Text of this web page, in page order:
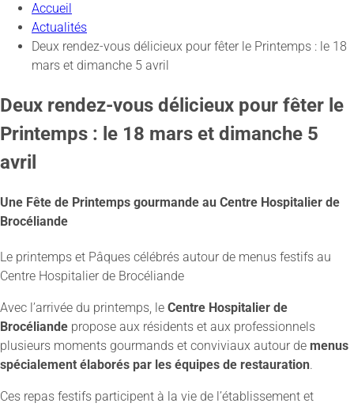
Accueil
Actualités
Deux rendez-vous délicieux pour fêter le Printemps : le 18
mars et dimanche 5 avril
Deux rendez-vous délicieux pour fêter le
Printemps : le 18 mars et dimanche 5
avril
Une Fête de Printemps gourmande au Centre Hospitalier de
Brocéliande
Le printemps et Pâques célébrés autour de menus festifs au
Centre Hospitalier de Brocéliande
Avec l’arrivée du printemps, le Centre Hospitalier de
Brocéliande propose aux résidents et aux professionnels
plusieurs moments gourmands et conviviaux autour de menus
spécialement élaborés par les équipes de restauration.
Ces repas festifs participent à la vie de l’établissement et